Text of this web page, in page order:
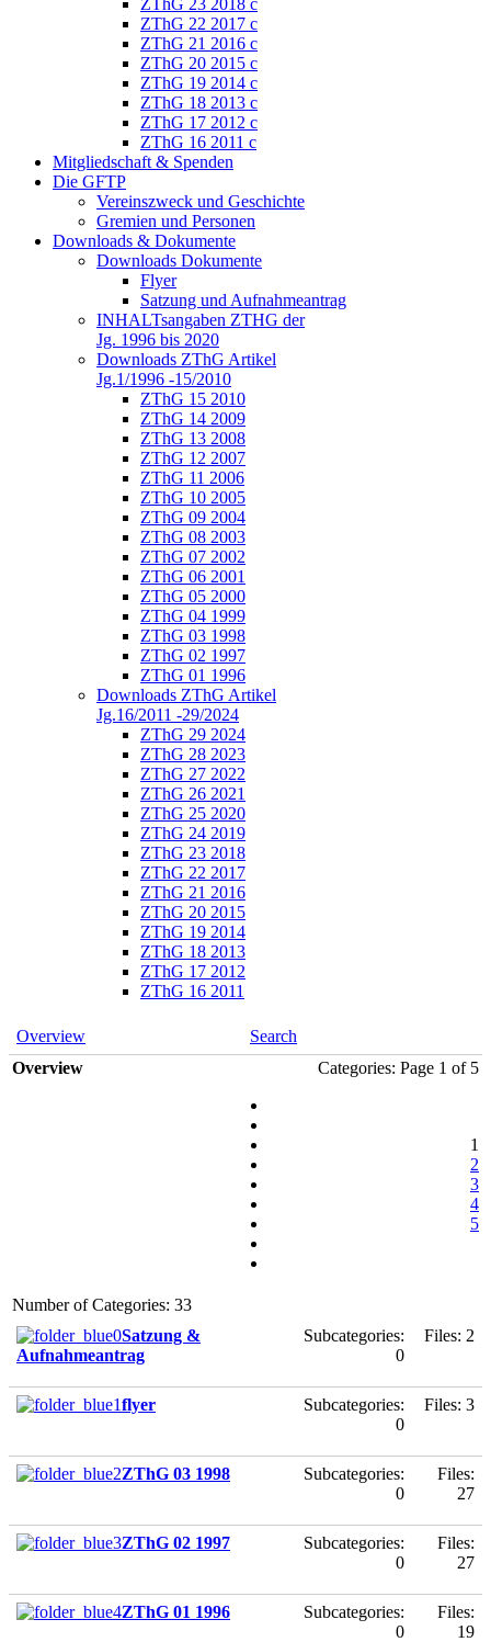
ZThG 23 2018 c
ZThG 22 2017 c
ZThG 21 2016 c
ZThG 20 2015 c
ZThG 19 2014 c
ZThG 18 2013 c
ZThG 17 2012 c
ZThG 16 2011 c
Mitgliedschaft & Spenden
Die GFTP
Vereinszweck und Geschichte
Gremien und Personen
Downloads & Dokumente
Downloads Dokumente
Flyer
Satzung und Aufnahmeantrag
INHALTsangaben ZTHG der
Jg. 1996 bis 2020
Downloads ZThG Artikel
Jg.1/1996 -15/2010
ZThG 15 2010
ZThG 14 2009
ZThG 13 2008
ZThG 12 2007
ZThG 11 2006
ZThG 10 2005
ZThG 09 2004
ZThG 08 2003
ZThG 07 2002
ZThG 06 2001
ZThG 05 2000
ZThG 04 1999
ZThG 03 1998
ZThG 02 1997
ZThG 01 1996
Downloads ZThG Artikel
Jg.16/2011 -29/2024
ZThG 29 2024
ZThG 28 2023
ZThG 27 2022
ZThG 26 2021
ZThG 25 2020
ZThG 24 2019
ZThG 23 2018
ZThG 22 2017
ZThG 21 2016
ZThG 20 2015
ZThG 19 2014
ZThG 18 2013
ZThG 17 2012
ZThG 16 2011
Overview
Search
Overview
Categories: Page 1 of 5
1
2
3
4
5
Number of Categories: 33
Satzung &
Aufnahmeantrag
Subcategories:
0
Files: 2
flyer
Subcategories:
0
Files: 3
ZThG 03 1998
Subcategories:
0
Files:
27
ZThG 02 1997
Subcategories:
0
Files:
27
ZThG 01 1996
Subcategories:
0
Files:
19